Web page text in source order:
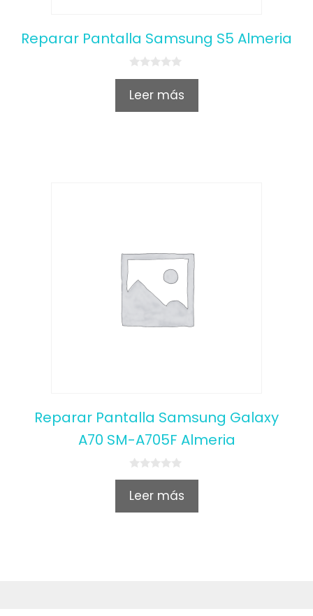
Reparar Pantalla Samsung S5 Almeria
0
u
Leer más
Reparar Pantalla Samsung Galaxy
A70 SM-A705F Almeria
0
u
Leer más